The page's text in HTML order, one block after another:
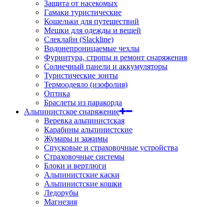
Защита от насекомых
Гамаки туристические
Кошельки для путешествий
Мешки для одежды и вещей
Слеклайн (Slackline)
Водонепроницаемые чехлы
Фурнитура, стропы и ремонт снаряжения
Солнечный панели и аккумуляторы
Туристические зонты
Термоодеяло (изофолия)
Оптика
Браслеты из паракорда
Альпинистское снаряжение
Веревка альпинистская
Карабины альпинистские
Жумары и зажимы
Спусковые и страховочные устройства
Страховочные системы
Блоки и вертлюги
Альпинистские каски
Альпинистские кошки
Ледорубы
Магнезия